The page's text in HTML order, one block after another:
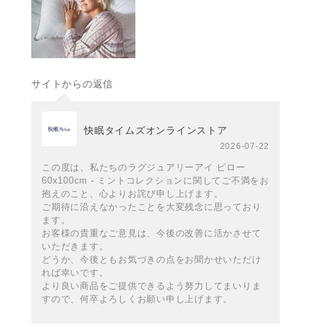
サイトからの返信
快眠タイムズオンラインストア
2026-07-22
この度は、私たちのラグジュアリーアイ ピロー
60x100cm - ミントコレクションに関してご不満をお
抱えのこと、心よりお詫び申し上げます。
ご期待に沿えなかったことを大変残念に思っており
ます。
お客様の貴重なご意見は、今後の改善に活かさせて
いただきます。
どうか、今後ともお気づきの点をお聞かせいただけ
れば幸いです。
より良い商品をご提供できるよう努力してまいりま
すので、何卒よろしくお願い申し上げます。